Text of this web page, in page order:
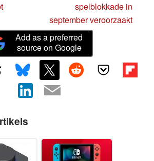
spelblokkade in
september veroorzaakt
Add as a preferred
source on Google